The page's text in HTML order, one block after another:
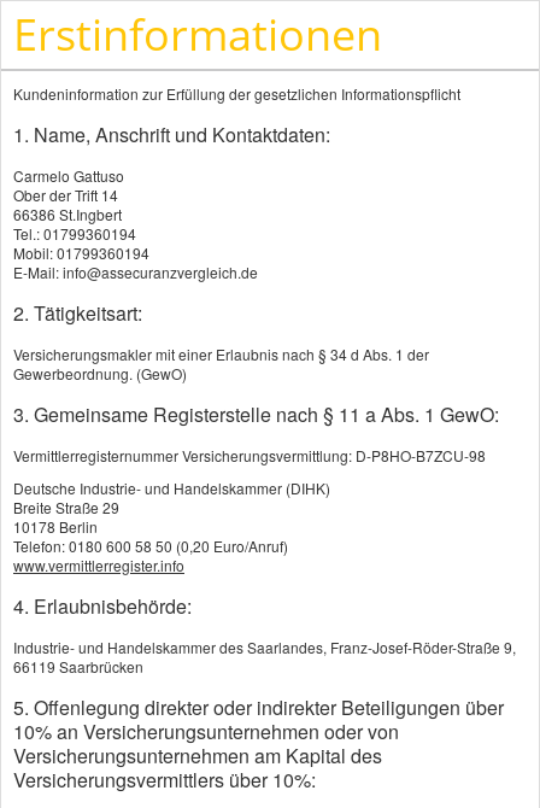
KRAFTFAHRTVERSICHERUNG
Autoversicherung
Motorradversicherung
Wohnmobilversicherung
Bootsversicherungen
Kfz-Flottenversicherung
Lkw-Versicherung
Anhängerversicherung
Autoversicherung
Wenn Sie sich ein Auto
Erstinformationen
Kundeninformation zur Erfüllung der gesetzlichen Informationspflicht
1. Name, Anschrift und Kontaktdaten:
Carmelo Gattuso
Ober der Trift 14
66386 St.Ingbert
Tel.: 01799360194
Mobil: 01799360194
E-Mail: info@assecuranzvergleich.de
2. Tätigkeitsart:
Versicherungsmakler mit einer Erlaubnis nach § 34 d Abs. 1 der
Gewerbeordnung. (GewO)
3. Gemeinsame Registerstelle nach § 11 a Abs. 1 GewO:
Vermittlerregisternummer Versicherungsvermittlung: D-P8HO-B7ZCU-98
Deutsche Industrie- und Handelskammer (DIHK)
Breite Straße 29
10178 Berlin
Telefon: 0180 600 58 50 (0,20 Euro/Anruf)
www.vermittlerregister.info
4. Erlaubnisbehörde:
Industrie- und Handelskammer des Saarlandes, Franz-Josef-Röder-Straße 9,
66119 Saarbrücken
5. Offenlegung direkter oder indirekter Beteiligungen über
10% an Versicherungsunternehmen oder von
Versicherungsunternehmen am Kapital des
Versicherungsvermittlers über 10%: